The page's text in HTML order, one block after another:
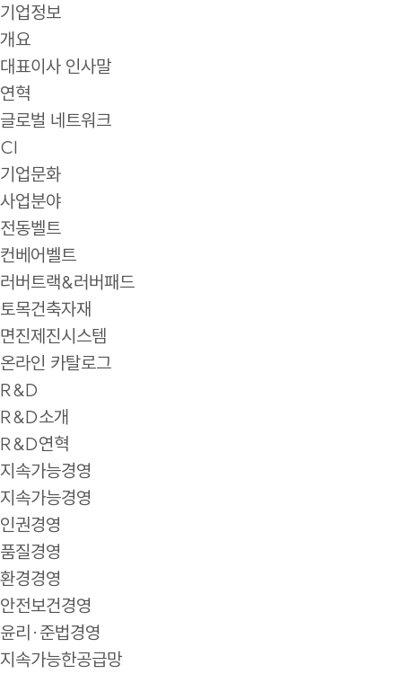
기업정보
개요
대표이사 인사말
연혁
글로벌 네트워크
CI
기업문화
사업분야
전동벨트
컨베어벨트
러버트랙&러버패드
토목건축자재
면진제진시스템
온라인 카탈로그
R&D
R&D소개
R&D연혁
지속가능경영
지속가능경영
인권경영
품질경영
환경경영
안전보건경영
윤리·준법경영
지속가능한공급망